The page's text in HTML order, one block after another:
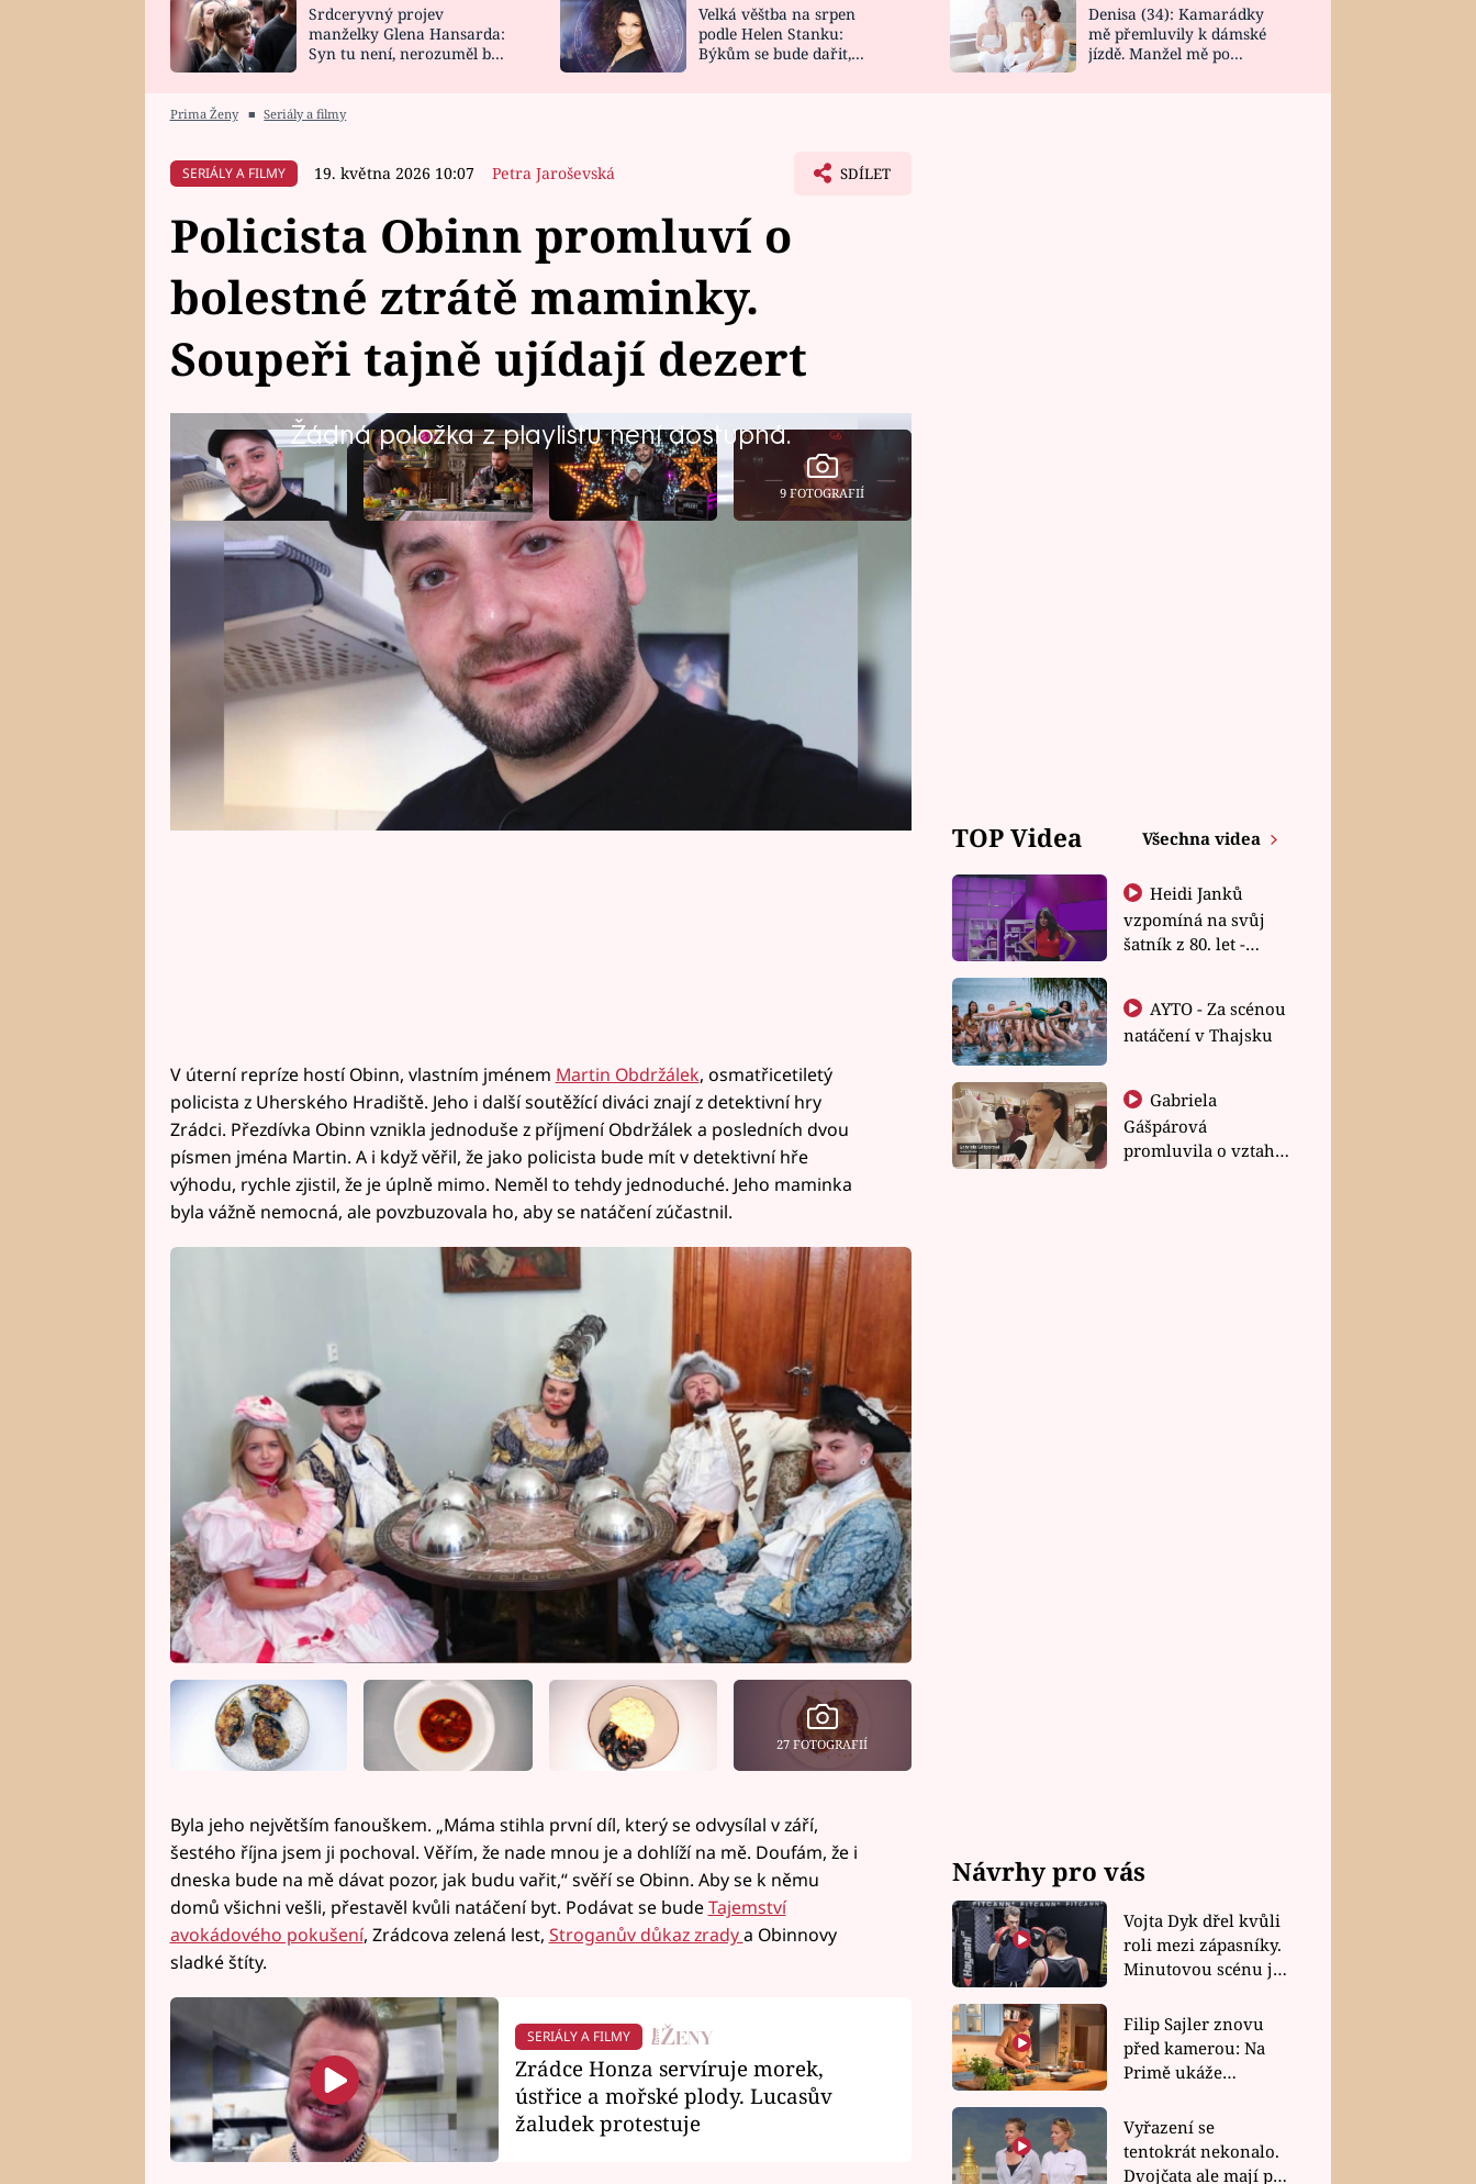
HOROSKOP NA
CELEBRITY
VAŘENÍ
NOVINKY
VIDEORECEPTY
DESIGN
Srdceryvný projev
manželky Glena Hansarda:
Syn tu není, nerozuměl by
Velká věštba na srpen
podle Helen Stanku:
Býkům se bude dařit,
Denisa (34): Kamarádky
mě přemluvily k dámské
jízdě. Manžel mě po
Prima Ženy ■ Seriály a filmy
SERIÁLY A FILMY 19. května 2026 10:07 Petra Jaroševská SDÍLET
Policista Obinn promluví o
bolestné ztrátě maminky.
Soupeři tajně ujídají dezert
Žádná položka z playlistu není dostupná.
9 FOTOGRAFIÍ
Úterní reprízu kuchařského klání ovládne policista Obinn, který kvůli
natáčení přestaví byt. Servíruje „zrádcovský“ stroganov i sladké štíty.
Soutěžící mu polezou do kuchyně ujídat dezert a řeší, jak vlastně
vypadá bez kšiltovky.
V úterní repríze hostí Obinn, vlastním jménem Martin Obdržálek, osmatřicetiletý
policista z Uherského Hradiště. Jeho i další soutěžící diváci znají z detektivní hry
Zrádci. Přezdívka Obinn vznikla jednoduše z příjmení Obdržálek a posledních dvou
písmen jména Martin. A i když věřil, že jako policista bude mít v detektivní hře
výhodu, rychle zjistil, že je úplně mimo. Neměl to tehdy jednoduché. Jeho maminka
byla vážně nemocná, ale povzbuzovala ho, aby se natáčení zúčastnil.
27 FOTOGRAFIÍ
Byla jeho největším fanouškem. „Máma stihla první díl, který se odvysílal v září,
šestého října jsem ji pochoval. Věřím, že nade mnou je a dohlíží na mě. Doufám, že i
dneska bude na mě dávat pozor, jak budu vařit,“ svěří se Obinn. Aby se k němu
domů všichni vešli, přestavěl kvůli natáčení byt. Podávat se budeTajemství
avokádového pokušení, Zrádcova zelená lest, Stroganův důkaz zradya Obinnovy
sladké štíty.
SERIÁLY A FILMY
Zrádce Honza servíruje morek,
ústřice a mořské plody. Lucasův
žaludek protestuje
TOP Videa Všechna videa
Heidi Janků
vzpomíná na svůj
šatník z 80. let -
natáčení v Thajsku
Gabriela
Gášpárová
promluvila o vztahu
Návrhy pro vás
Vojta Dyk dřel kvůli
roli mezi zápasníky.
Minutovou scénu jel
Filip Sajler znovu
před kamerou: Na
Primě ukáže
rychlé recepty
Vyřazení se
tentokrát nekonalo.
Dvojčata ale mají po